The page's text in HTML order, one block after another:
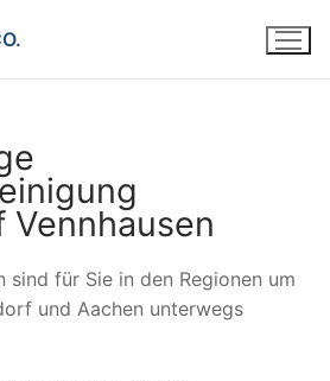
Vennhausen
sind für Sie in den Regionen um
und Aachen unterwegs